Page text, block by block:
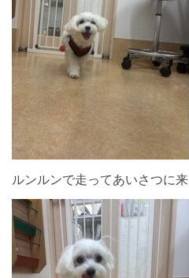
ルンルンで走ってあいさつに